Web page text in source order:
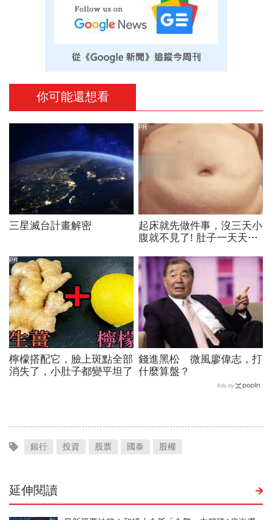
你可能還想看
三星滅台計畫解密
起床就先做件事，沒三天小
腹就不見了! 肚子一天天變
PR
檸檬搭配它，臉上斑點全部
消失了，小肚子都變平坦了
PR
錢進黑松 微風廖偉志，打
什麼算盤？
Ads by
銀行 投資 股票 國泰 股權
延伸閱讀